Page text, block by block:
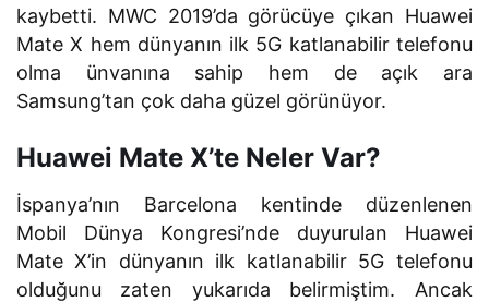
kaybetti. MWC 2019’da görücüye çıkan Huawei
Mate X hem dünyanın ilk 5G katlanabilir telefonu
olma ünvanına sahip hem de açık ara
Samsung’tan çok daha güzel görünüyor.
Huawei Mate X’te Neler Var?
İspanya’nın Barcelona kentinde düzenlenen
Mobil Dünya Kongresi’nde duyurulan Huawei
Mate X’in dünyanın ilk katlanabilir 5G telefonu
olduğunu zaten yukarıda belirmiştim. Ancak